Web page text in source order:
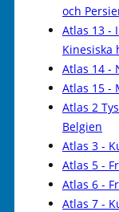
och
Atlas 13 -
Kinesiska
Atlas 14 -
Atlas 15 -
Atlas 2
Belgien
Atlas 3 -
Atlas 5 -
Atlas 6 -
Atlas 7 -